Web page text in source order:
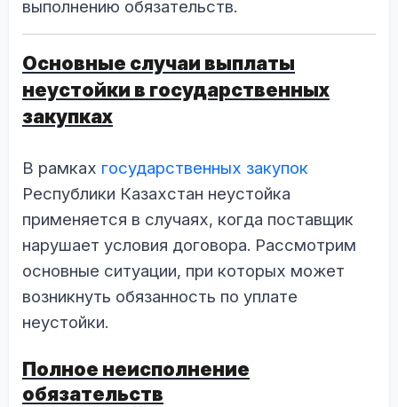
выполнению обязательств.
Основные случаи выплаты
неустойки в государственных
закупках
В рамках государственных закупок
Республики Казахстан неустойка
применяется в случаях, когда поставщик
нарушает условия договора. Рассмотрим
основные ситуации, при которых может
возникнуть обязанность по уплате
неустойки.
Полное неисполнение
обязательств